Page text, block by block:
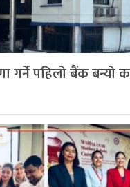
गर्ने पहिलो बैंक बन्यो